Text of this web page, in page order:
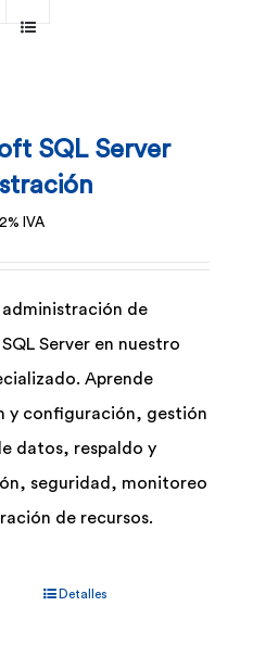
SQL Server
IVA
administración de
Server en nuestro
Aprende
y configuración, gestión
datos, respaldo y
seguridad, monitoreo
de recursos.
Detalles